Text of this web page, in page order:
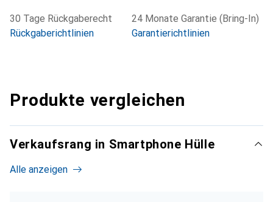
30 Tage Rückgaberecht
Rückgaberichtlinien
24 Monate Garantie (Bring-In)
Garantierichtlinien
Produkte vergleichen
Verkaufsrang in Smartphone Hülle
Alle anzeigen